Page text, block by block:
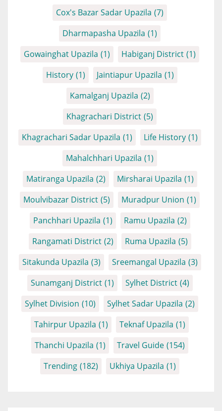
Cox's Bazar Sadar Upazila (7)
Dharmapasha Upazila (1)
Gowainghat Upazila (1) Habiganj District (1)
History (1) Jaintiapur Upazila (1)
Kamalganj Upazila (2)
Khagrachari District (5)
Khagrachari Sadar Upazila (1) Life History (1)
Mahalchhari Upazila (1)
Matiranga Upazila (2) Mirsharai Upazila (1)
Moulvibazar District (5) Muradpur Union (1)
Panchhari Upazila (1) Ramu Upazila (2)
Rangamati District (2) Ruma Upazila (5)
Sitakunda Upazila (3) Sreemangal Upazila (3)
Sunamganj District (1) Sylhet District (4)
Sylhet Division (10) Sylhet Sadar Upazila (2)
Tahirpur Upazila (1) Teknaf Upazila (1)
Thanchi Upazila (1) Travel Guide (154)
Trending (182) Ukhiya Upazila (1)